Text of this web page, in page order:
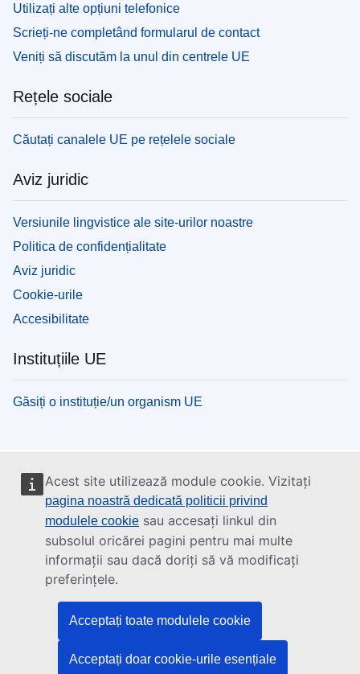
Acest site utilizează module cookie. Vizitați
pagina noastră dedicată politicii privind
modulele cookie sau accesați linkul din
subsolul oricărei pagini pentru mai multe
informații sau dacă doriți să vă modificați
preferințele.
Acceptați toate modulele cookie
Acceptați doar cookie-urile esențiale
Utilizați alte opțiuni telefonice
Scrieți-ne completând formularul de contact
Veniți să discutăm la unul din centrele UE
Rețele sociale
Căutați canalele UE pe rețelele sociale
Aviz juridic
Versiunile lingvistice ale site-urilor noastre
Politica de confidențialitate
Aviz juridic
Cookie-urile
Accesibilitate
Instituțiile UE
Găsiți o instituție/un organism UE